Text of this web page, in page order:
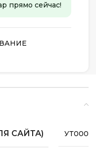
прямо сейчас!
САЙТА)